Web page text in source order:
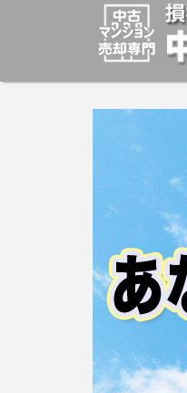
マンションの
安めの売却金